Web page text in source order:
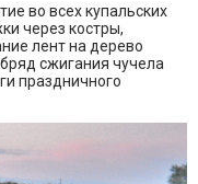
во всех купальских
через костры,
лент на дерево
сжигания чучела
праздничного